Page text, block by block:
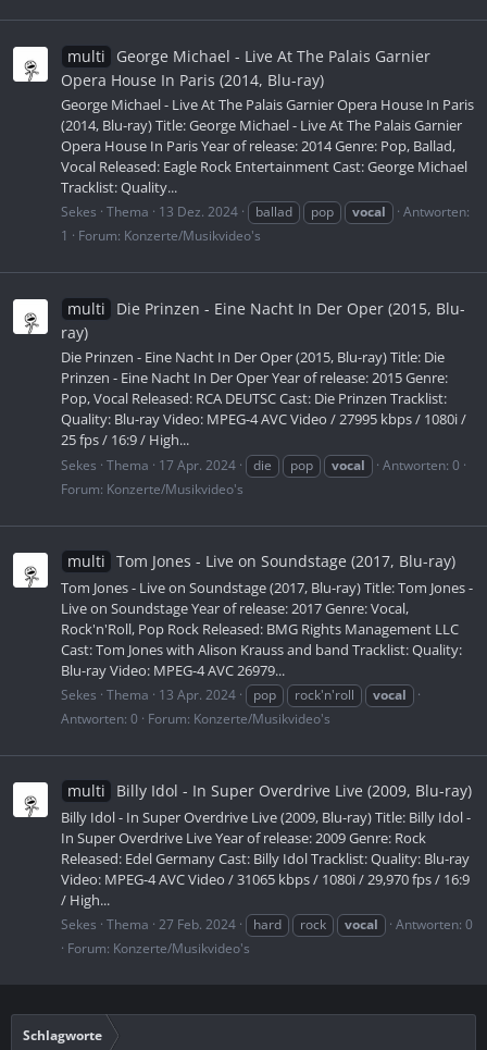
multi
George Michael - Live At The Palais Garnier
Opera House In Paris (2014, Blu-ray)
George Michael - Live At The Palais Garnier Opera House In Paris
(2014, Blu-ray) Title: George Michael - Live At The Palais Garnier
Opera House In Paris Year of release: 2014 Genre: Pop, Ballad,
Vocal Released: Eagle Rock Entertainment Cast: George Michael
Tracklist: Quality...
Sekes Thema 13 Dez. 2024 ballad pop vocal
Antworten:
1
Forum: Konzerte/Musikvideo's
multi
Die Prinzen - Eine Nacht In Der Oper (2015, Blu-
ray)
Die Prinzen - Eine Nacht In Der Oper (2015, Blu-ray) Title: Die
Prinzen - Eine Nacht In Der Oper Year of release: 2015 Genre:
Pop, Vocal Released: RCA DEUTSC Cast: Die Prinzen Tracklist:
Quality: Blu-ray Video: MPEG-4 AVC Video / 27995 kbps / 1080i /
25 fps / 16:9 / High...
Sekes Thema 17 Apr. 2024 die pop vocal
Antworten: 0
Forum: Konzerte/Musikvideo's
multi Tom Jones - Live on Soundstage (2017, Blu-ray)
Tom Jones - Live on Soundstage (2017, Blu-ray) Title: Tom Jones -
Live on Soundstage Year of release: 2017 Genre: Vocal,
Rock'n'Roll, Pop Rock Released: BMG Rights Management LLC
Cast: Tom Jones with Alison Krauss and band Tracklist: Quality:
Blu-ray Video: MPEG-4 AVC 26979...
Sekes Thema 13 Apr. 2024 pop rock'n'roll
vocal
Antworten: 0
Forum: Konzerte/Musikvideo's
multi Billy Idol - In Super Overdrive Live (2009, Blu-ray)
Billy Idol - In Super Overdrive Live (2009, Blu-ray) Title: Billy Idol -
In Super Overdrive Live Year of release: 2009 Genre: Rock
Released: Edel Germany Cast: Billy Idol Tracklist: Quality: Blu-ray
Video: MPEG-4 AVC Video / 31065 kbps / 1080i / 29,970 fps / 16:9
/ High...
Sekes Thema 27 Feb. 2024 hard rock vocal
Antworten: 0
Forum: Konzerte/Musikvideo's
Schlagworte